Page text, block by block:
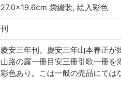
27.0×19.6cm 袋綴装, 絵入彩色
刊
慶安三年刊。慶安三年山本春正
山路の露一冊目安三冊引歌一冊
彩色あり。こは一般の売品にては